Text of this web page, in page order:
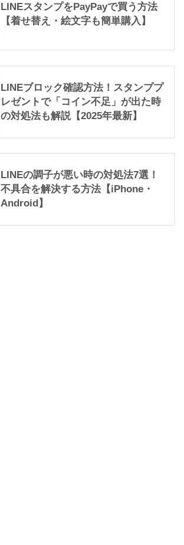
LINEスタンプをPayPayで買う方法
【着せ替え・絵文字も簡単購入】
LINEブロック確認方法！スタンププ
レゼントで「コイン不足」が出た時
の対処法も解説【2025年最新】
LINEの調子が悪い時の対処法7選！
不具合を解決する方法【iPhone・
Android】